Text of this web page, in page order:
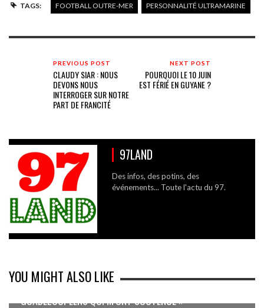
TAGS: FOOTBALL OUTRE-MER PERSONNALITÉ ULTRAMARINE
PREVIOUS POST
CLAUDY SIAR : NOUS
DEVONS NOUS
INTERROGER SUR NOTRE
PART DE FRANCITÉ
NEXT POST
POURQUOI LE 10 JUIN
EST FÉRIÉ EN GUYANE ?
97LAND
Des infos, des potins, des
événements... Toute l'actu du 97.
YOU MIGHT ALSO LIKE
« J’AI UNE PENSÉE PARTICULIÈRE POUR LES
GUADELOUPÉENS QUI M’ONT SOUTENUE »